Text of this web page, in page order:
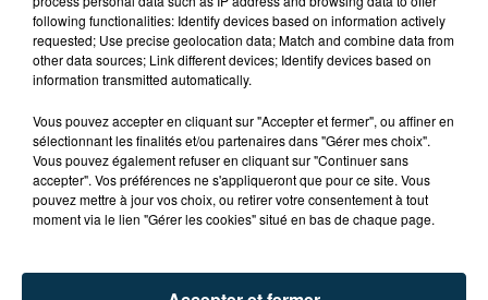
TITRES DIFFUSÉS
13h09
13h09 13h06
13h06
following functionalities: Identify devices based on information actively
requested; Use precise geolocation data; Match and combine data from
other data sources; Link different devices; Identify devices based on
information transmitted automatically.
Vous pouvez accepter en cliquant sur "Accepter et fermer", ou affiner en
sélectionnant les finalités et/ou partenaires dans "Gérer mes choix".
Vous pouvez également refuser en cliquant sur "Continuer sans
accepter". Vos préférences ne s'appliqueront que pour ce site. Vous
pouvez mettre à jour vos choix, ou retirer votre consentement à tout
moment via le lien "Gérer les cookies" situé en bas de chaque page.